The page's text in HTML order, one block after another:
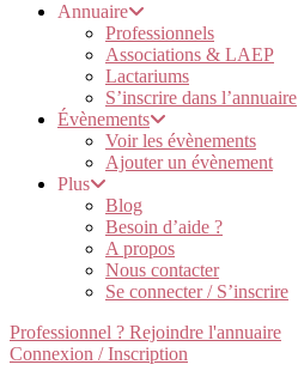
Annuaire
Professionnels
Associations & LAEP
Lactariums
S’inscrire dans l’annuaire
Évènements
Voir les évènements
Ajouter un évènement
Plus
Blog
Besoin d’aide ?
A propos
Nous contacter
Se connecter / S’inscrire
Professionnel ? Rejoindre l'annuaire
Connexion / Inscription